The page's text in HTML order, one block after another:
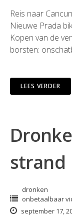
Reis naar
Nieuwe Prada
Kopen van de
borsten:
LEES VERDER
strand
dronken
onbetaalbaar
september 17,